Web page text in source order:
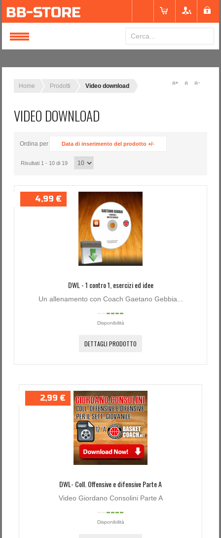
Home Prodotti Video download
VIDEO DOWNLOAD
Ordina per Data di inserimento del prodotto +/-
Risultati 1 - 10 di 19
4,99 €
DWL - 1 contro 1, esercizi ed idee
Un allenamento con Coach Gaetano Gebbia...
Disponibilità
DETTAGLI PRODOTTO
2,99 €
DWL- Coll. Offensive e difensive Parte A
Video Giordano Consolini Parte A
Disponibilità
Login
Nome utente
Password
Password dimenticata?
Nome utente dimenticato?